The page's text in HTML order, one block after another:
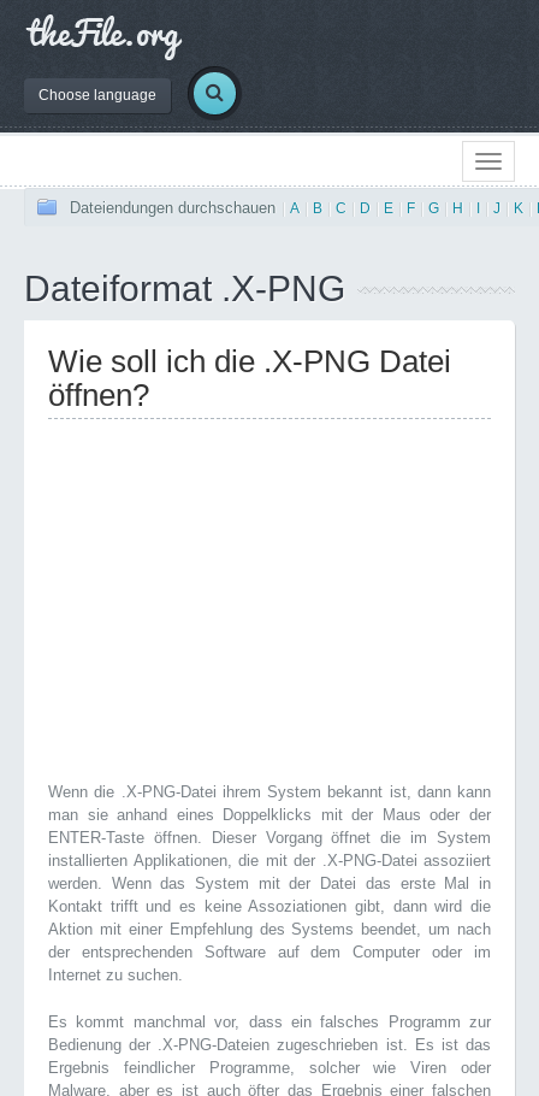
Choose language
Dateiendungen durchschauen A B C D E F G H J K
Dateiformat .X-PNG
Wie soll ich die .X-PNG Datei
öffnen?
Wenn die .X-PNG-Datei ihrem System bekannt ist, dann kann
man sie anhand eines Doppelklicks mit der Maus oder der
ENTER-Taste öffnen. Dieser Vorgang öffnet die im System
installierten Applikationen, die mit der .X-PNG-Datei assoziiert
werden. Wenn das System mit der Datei das erste Mal in
Kontakt trifft und es keine Assoziationen gibt, dann wird die
Aktion mit einer Empfehlung des Systems beendet, um nach
der entsprechenden Software auf dem Computer oder im
Internet zu suchen.
Es kommt manchmal vor, dass ein falsches Programm zur
Bedienung der .X-PNG-Dateien zugeschrieben ist. Es ist das
Ergebnis feindlicher Programme, solcher wie Viren oder
Malware, aber es ist auch öfter das Ergebnis einer falschen